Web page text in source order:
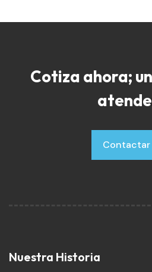
Cotiza ahora;
Contactar
Contactar
Nuestra Historia